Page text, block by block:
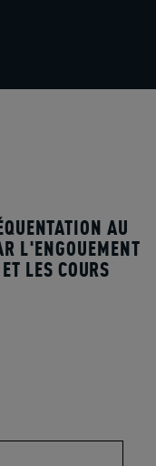
AU
L'ENGOUEMENT
LES COURS